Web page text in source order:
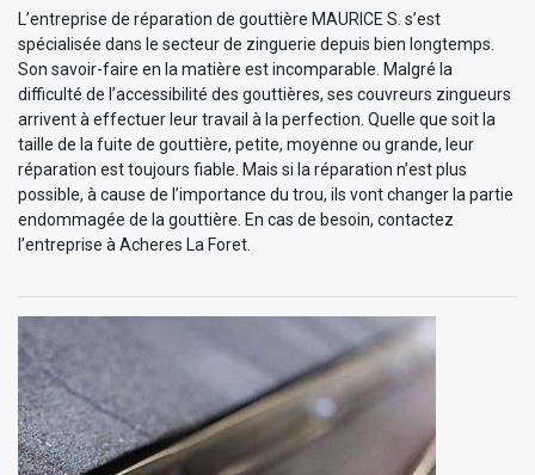
L’entreprise de réparation de gouttière MAURICE S. s’est
spécialisée dans le secteur de zinguerie depuis bien longtemps.
Son savoir-faire en la matière est incomparable. Malgré la
difficulté de l’accessibilité des gouttières, ses couvreurs zingueurs
arrivent à effectuer leur travail à la perfection. Quelle que soit la
taille de la fuite de gouttière, petite, moyenne ou grande, leur
réparation est toujours fiable. Mais si la réparation n’est plus
possible, à cause de l’importance du trou, ils vont changer la partie
endommagée de la gouttière. En cas de besoin, contactez
l’entreprise à Acheres La Foret.